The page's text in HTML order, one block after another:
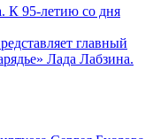
К 95-летию со дня
главный
Лада Лабзина.